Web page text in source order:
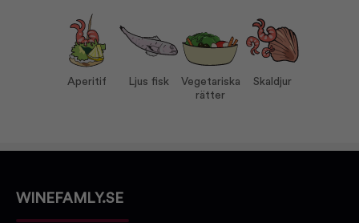
Alkohol %:
Korkvariant: Skruvlock
Druvor: Pinot Blanc 100%
Serveras vid: 8-10°C
Aperitif Ljus fisk
Vegetariska
rätter
Skaldjur
WINEFAMLY.SE